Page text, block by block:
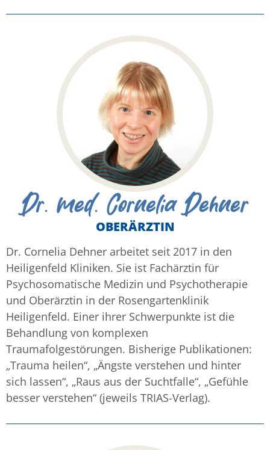
Dr. med. Cornelia Dehner
OBERÄRZTIN
Dr. Cornelia Dehner arbeitet seit 2017 in den
Heiligenfeld Kliniken. Sie ist Fachärztin für
Psychosomatische Medizin und Psychotherapie
und Oberärztin in der Rosengartenklinik
Heiligenfeld. Einer ihrer Schwerpunkte ist die
Behandlung von komplexen
Traumafolgestörungen. Bisherige Publikationen:
„Trauma heilen“, „Ängste verstehen und hinter
sich lassen“, „Raus aus der Suchtfalle“, „Gefühle
besser verstehen“ (jeweils TRIAS-Verlag).